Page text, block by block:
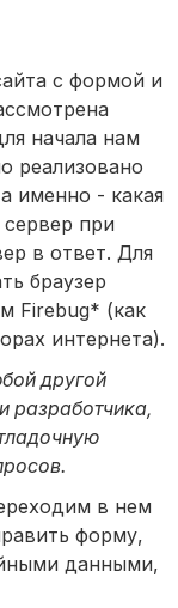
с формой и
начала нам
реализовано
именно - какая
при
в ответ. Для
браузер
Firebug* (как
интернета).
другой
разработчика,
в нем
форму,
данными,